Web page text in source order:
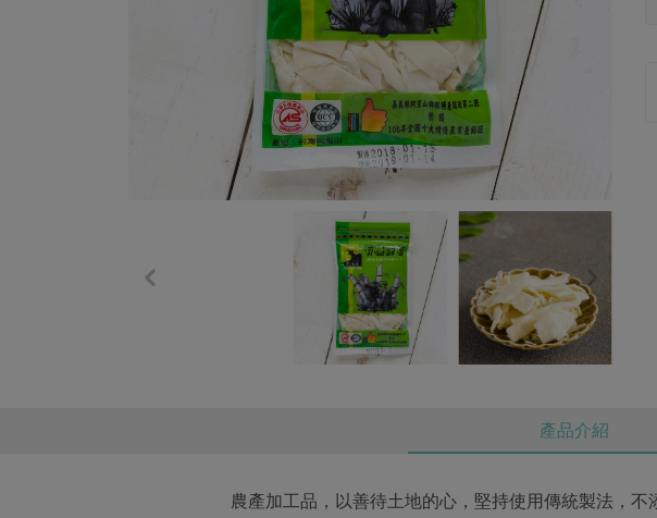
產品介紹
農產加工品，以善待土地的心，堅持使用傳統製法，